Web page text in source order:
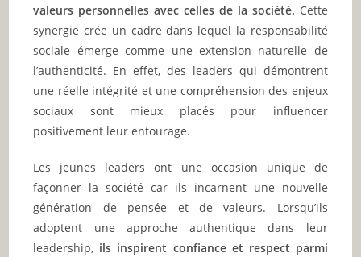
valeurs personnelles avec celles de la société. Cette
synergie crée un cadre dans lequel la responsabilité
sociale émerge comme une extension naturelle de
l’authenticité. En effet, des leaders qui démontrent
une réelle intégrité et une compréhension des enjeux
sociaux sont mieux placés pour influencer
positivement leur entourage.
Les jeunes leaders ont une occasion unique de
façonner la société car ils incarnent une nouvelle
génération de pensée et de valeurs. Lorsqu’ils
adoptent une approche authentique dans leur
leadership, ils inspirent confiance et respect parmi